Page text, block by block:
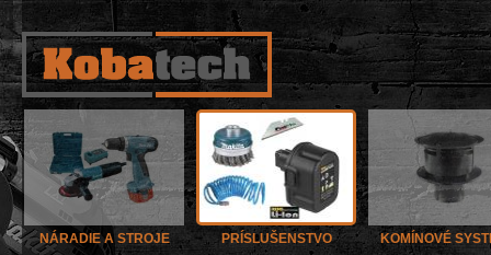
NÁRADIE A STROJE PRÍSLUŠENSTVO KOMÍNOVÉ